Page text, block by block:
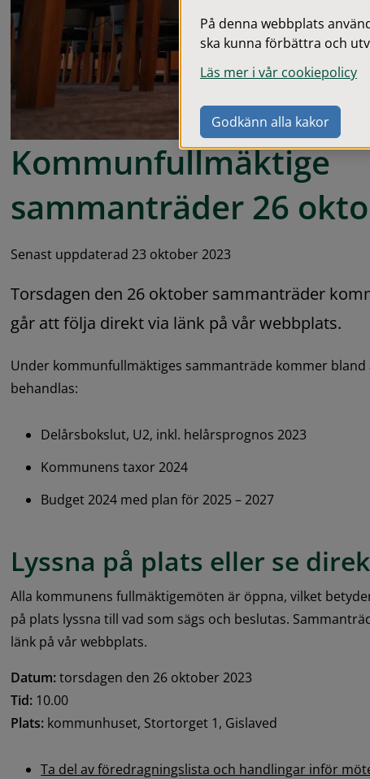
Kommunfullmäktige
sammanträder 26
Senast uppdaterad 23 oktober 2023
Torsdagen den 26 oktober sammanträder
går att följa direkt via länk på vår webbplats.
Under kommunfullmäktiges sammanträde kommer
behandlas:
Delårsbokslut, U2, inkl. helårsprognos 2023
Kommunens taxor 2024
Budget 2024 med plan för 2025 – 2027
Lyssna på plats eller se
Alla kommunens fullmäktigemöten är öppna, vilket
på plats lyssna till vad som sägs och beslutas.
länk på vår webbplats.
Datum: torsdagen den 26 oktober 2023
Tid: 10.00
Plats: kommunhuset, Stortorget 1, Gislaved
Ta del av föredragningslista och handlingar inför
På denna webbplats
ska kunna förbättra och
Läs mer i vår cookiepolicy
Godkänn alla kakor